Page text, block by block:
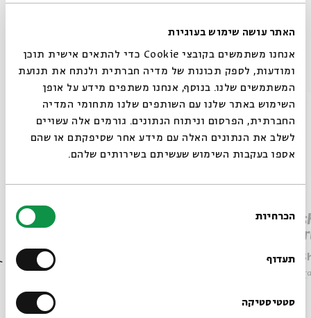
האתר עושה שימוש בעוגיות
אנחנו משתמשים בקובצי Cookie כדי להתאים אישית תוכן
ומודעות, לספק תכונות של מדיה חברתית ולנתח את תנועת
המשתמשים שלנו. בנוסף, אנחנו משתפים מידע על אופן
השימוש באתר שלנו עם השותפים שלנו מתחומי המדיה
החברתית, הפרסום וניתוח הנתונים. גורמים אלה עשויים
לשלב את הנתונים האלה עם מידע אחר שסיפקתם או שהם
אספו בעקבות השימוש שעשיתם בשירותים שלהם.
הסכמה
הכרחיות
תעדוף
סטטיסטיקה
Other episodes in the series
Parashat Beha’alotcha – The
Rabbi Shai Finkelstein
Series: Parashat Hashavua in English
Video
Rabbi
Video
סגור
BEIT AVI CHAI’s programs!
Sign up for our newsletter!